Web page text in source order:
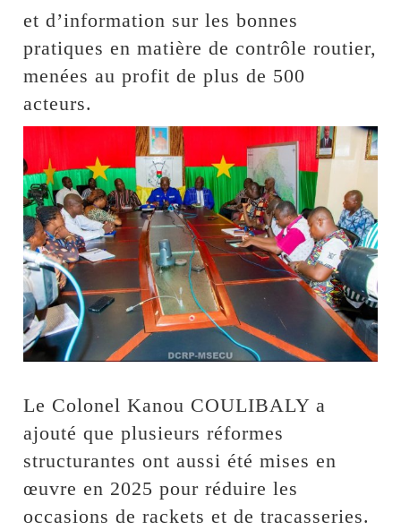
et d’information sur les bonnes
pratiques en matière de contrôle routier,
menées au profit de plus de 500
acteurs.
Le Colonel Kanou COULIBALY a
ajouté que plusieurs réformes
structurantes ont aussi été mises en
œuvre en 2025 pour réduire les
occasions de rackets et de tracasseries.